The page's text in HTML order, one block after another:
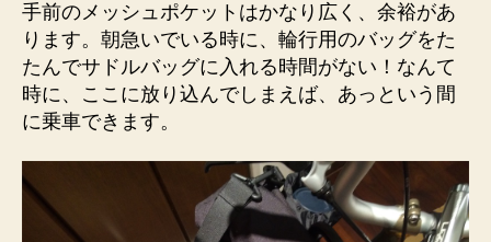
手前のメッシュポケットはかなり広く、余裕があ
ります。朝急いでいる時に、輪行用のバッグをた
たんでサドルバッグに入れる時間がない！なんて
時に、ここに放り込んでしまえば、あっという間
に乗車できます。